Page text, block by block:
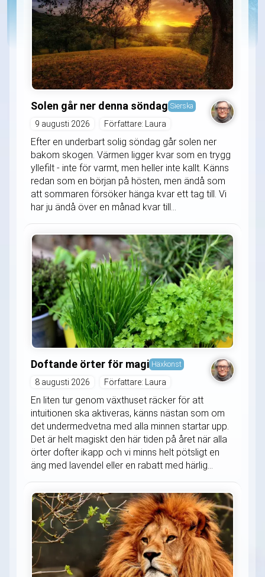
Solen går ner denna söndag Sierska
9 augusti 2026 Författare: Laura
Efter en underbart solig söndag går solen ner
bakom skogen. Värmen ligger kvar som en trygg
yllefilt - inte för varmt, men heller inte kallt. Känns
redan som en början på hösten, men ändå som
att sommaren försöker hänga kvar ett tag till. Vi
har ju ändå över en månad kvar till...
Doftande örter för magi Häxkonst
8 augusti 2026 Författare: Laura
En liten tur genom växthuset räcker för att
intuitionen ska aktiveras, känns nästan som om
det undermedvetna med alla minnen startar upp.
Det är helt magiskt den här tiden på året när alla
örter dofter ikapp och vi minns helt pötsligt en
äng med lavendel eller en rabatt med härlig...